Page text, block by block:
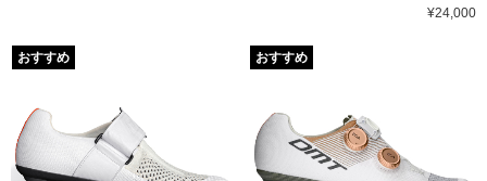
¥24,000
おすすめ おすすめ